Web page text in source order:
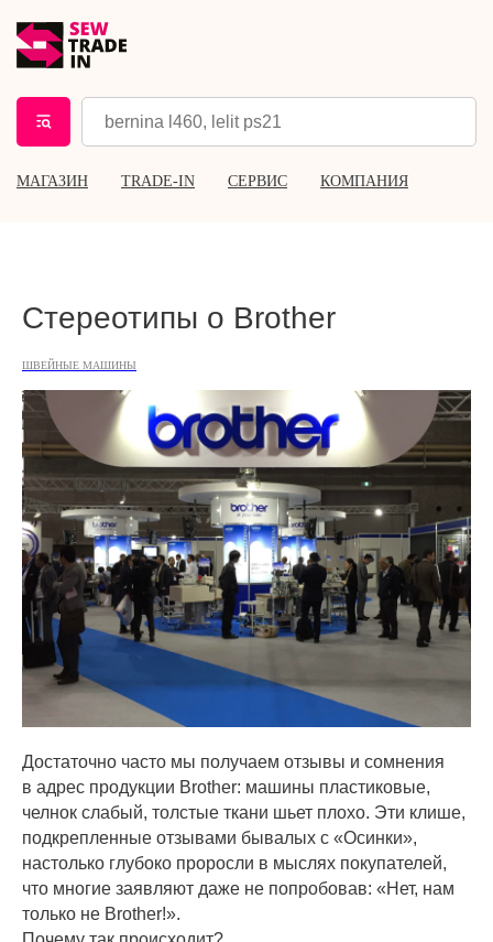
МАГАЗИН TRADE-IN СЕРВИС КОМПАНИЯ
Стереотипы о Brother
ШВЕЙНЫЕ МАШИНЫ
Достаточно часто мы получаем отзывы и сомнения
в адрес продукции Brother: машины пластиковые,
челнок слабый, толстые ткани шьет плохо. Эти клише,
подкрепленные отзывами бывалых с «Осинки»,
настолько глубоко проросли в мыслях покупателей,
что многие заявляют даже не попробовав: «Нет, нам
только не Brother!».